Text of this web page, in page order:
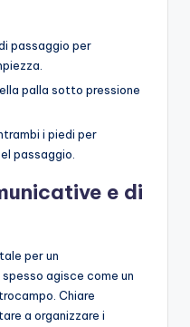
passaggio per
palla sotto pressione
i piedi per
passaggio.
e di
per un
agisce come un
Chiare
a organizzare i